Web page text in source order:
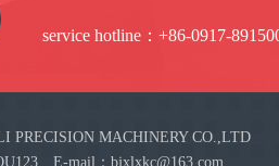
service hotline：+86-0917-
PRECISION MACHINERY CO.,LTD
E-mail：bjxlxkc@163.com